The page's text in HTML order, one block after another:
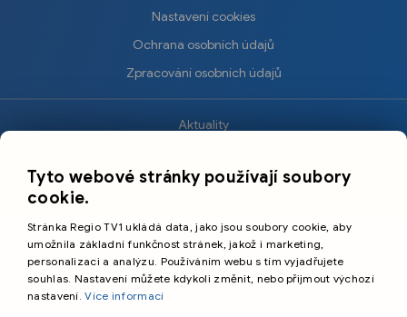
Nastavení cookies
Ochrana osobních údajů
Zpracování osobních údajů
Aktuality
Sport
Cestování
Primetime Media s.r.o.
Tyto webové stránky používají soubory
cookie.
Stránka Regio TV1 ukládá data, jako jsou soubory cookie, aby
umožnila základní funkčnost stránek, jakož i marketing,
personalizaci a analýzu. Používáním webu s tím vyjadřujete
souhlas. Nastavení můžete kdykoli změnit, nebo přijmout výchozí
nastavení.Více informací